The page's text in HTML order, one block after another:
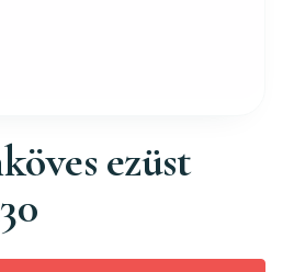
ezüst